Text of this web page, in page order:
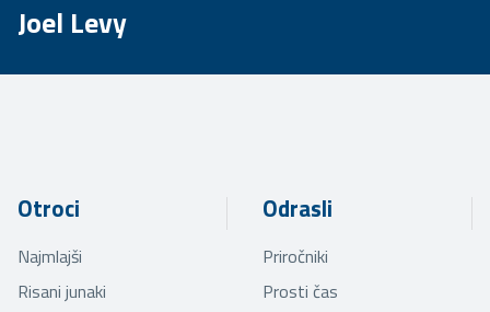
Joel Levy
Otroci
Najmlajši
Risani junaki
Odrasli
Priročniki
Prosti čas